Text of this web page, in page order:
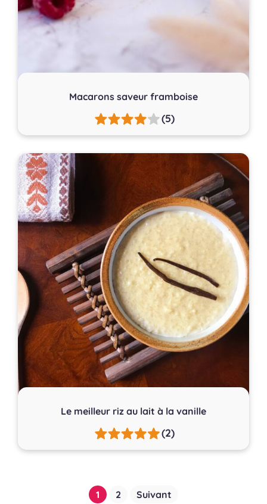
Macarons saveur framboise
(5)
Le meilleur riz au lait à la vanille
(2)
Pagination
1 2 Suivant